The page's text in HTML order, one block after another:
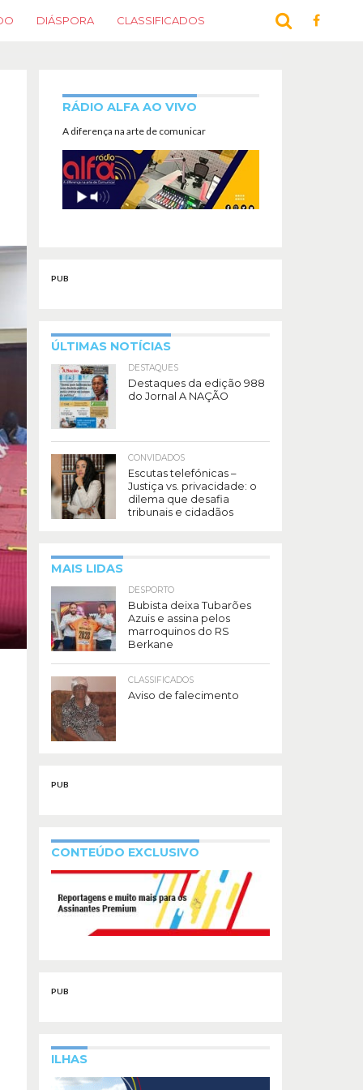
DIÁSPORA CLASSIFICADOS
RÁDIO ALFA AO VIVO
A diferença na arte de comunicar
PUB
ÚLTIMAS NOTÍCIAS
DESTAQUES
Destaques da edição 988
do Jornal A NAÇÃO
CONVIDADOS
Escutas telefónicas –
Justiça vs. privacidade: o
dilema que desafia
tribunais e cidadãos
MAIS LIDAS
DESPORTO
Bubista deixa Tubarões
Azuis e assina pelos
marroquinos do RS
Berkane
CLASSIFICADOS
Aviso de falecimento
PUB
CONTEÚDO EXCLUSIVO
PUB
ILHAS